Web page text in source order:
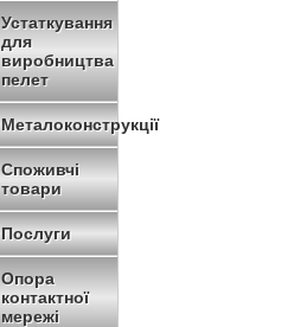
Устаткування
для
виробництва
пелет
Металоконструкції
Споживчі
товари
Послуги
Опора
контактної
мережі